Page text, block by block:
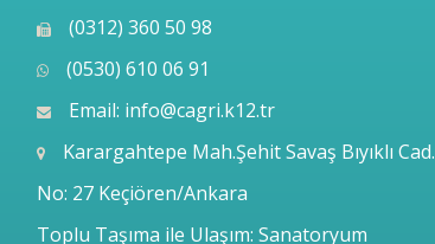
(0312) 360 50 98
(0530) 610 06 91
Email: info@cagri.k12.tr
Karargahtepe Mah.Şehit Savaş Bıyıklı Cad.
No: 27 Keçiören/Ankara
Toplu Taşıma ile Ulaşım: Sanatoryum